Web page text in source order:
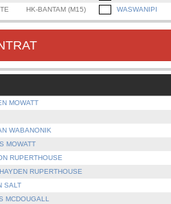
HK-BANTAM (M15) WASWANIPI
MOWATT
WABANONIK
MOWATT
RUPERTHOUSE
RUPERTHOUSE
SALT
MCDOUGALL